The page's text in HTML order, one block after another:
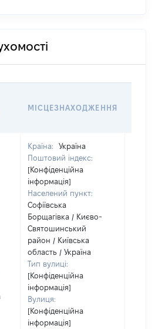
МІСЦЕЗНАХОДЖЕННЯ
Країна:
Україна
Поштовий індекс:
[Конфіденційна
інформація]
Населений пункт:
Софіївська
Борщагівка / Києво-
Святошинський
район / Київська
область / Україна
Тип вулиці:
[Конфіденційна
інформація]
Вулиця:
[Конфіденційна
інформація]